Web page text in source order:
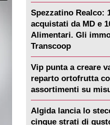
Spezzatino Realco:
acquistati da MD e
Alimentari. Gli
Transcoop
Vip punta a creare
reparto ortofrutta
assortimenti su
Algida lancia lo
cinque strati di